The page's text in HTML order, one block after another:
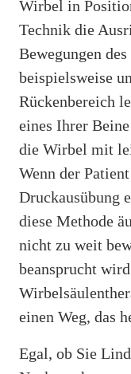
Wirbel in
Technik die
Bewegungen
beispielsweise
Rückenbereich
eines Ihrer
die Wirbel mit
Wenn der
Druckausübung
diese Methode
nicht zu weit
beansprucht
einen Weg, das
Egal, ob Sie